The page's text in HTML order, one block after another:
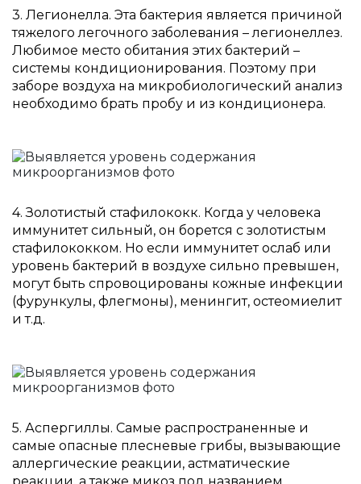
3. Легионелла. Эта бактерия является причиной
тяжелого легочного заболевания – легионеллез.
Любимое место обитания этих бактерий –
системы кондиционирования. Поэтому при
заборе воздуха на микробиологический анализ
необходимо брать пробу и из кондиционера.
4. Золотистый стафилококк. Когда у человека
иммунитет сильный, он борется с золотистым
стафилококком. Но если иммунитет ослаб или
уровень бактерий в воздухе сильно превышен,
могут быть спровоцированы кожные инфекции
(фурункулы, флегмоны), менингит, остеомиелит
и т.д.
5. Аспергиллы. Самые распространенные и
самые опасные плесневые грибы, вызывающие
аллергические реакции, астматические